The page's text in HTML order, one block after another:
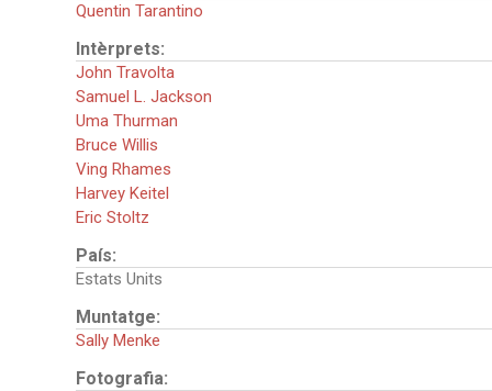
Quentin Tarantino
Intèrprets:
John Travolta
Samuel L. Jackson
Uma Thurman
Bruce Willis
Ving Rhames
Harvey Keitel
Eric Stoltz
País:
Estats Units
Muntatge:
Sally Menke
Fotografia: